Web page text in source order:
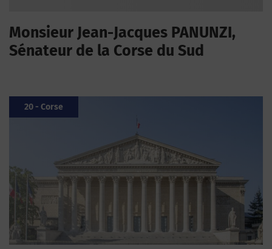
Monsieur Jean-Jacques PANUNZI,
Sénateur de la Corse du Sud
20 - Corse